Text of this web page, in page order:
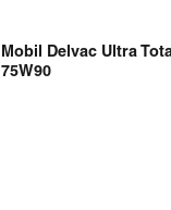
Mobil Delvac Ultra
75W90